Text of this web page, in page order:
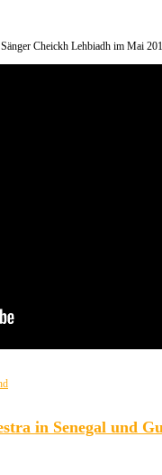
Cheickh Lehbiadh im Mai
in Senegal und